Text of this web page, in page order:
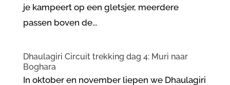
je kampeert op een gletsjer, meerdere
passen boven de...
Dhaulagiri Circuit trekking dag 4: Muri naar
Boghara
In oktober en november liepen we Dhaulagiri